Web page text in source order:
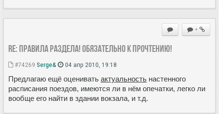
+
Re: Правила раздела! Обязательно к прочтению!
#74269 Serge& 04 апр 2010, 19:18
Предлагаю ещё оценивать актуальность настенного
расписания поездов, имеются ли в нём опечатки, легко ли
вообще его найти в здании вокзала, и т.д.